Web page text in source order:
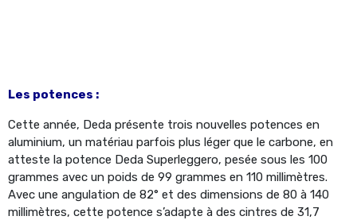
Les potences :
Cette année, Deda présente trois nouvelles potences en
aluminium, un matériau parfois plus léger que le carbone, en
atteste la potence Deda Superleggero, pesée sous les 100
grammes avec un poids de 99 grammes en 110 millimètres.
Avec une angulation de 82° et des dimensions de 80 à 140
millimètres, cette potence s’adapte à des cintres de 31,7